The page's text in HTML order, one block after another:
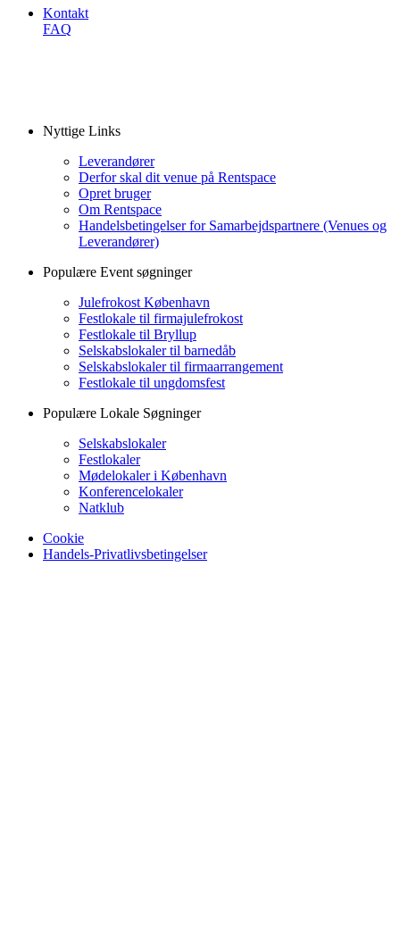
Kontakt
FAQ
Nyttige Links
Leverandører
Derfor skal dit venue på Rentspace
Opret bruger
Om Rentspace
Handelsbetingelser for Samarbejdspartnere (Venues og
Leverandører)
Populære Event søgninger
Julefrokost København
Festlokale til firmajulefrokost
Festlokale til Bryllup
Selskabslokaler til barnedåb
Selskabslokaler til firmaarrangement
Festlokale til ungdomsfest
Populære Lokale Søgninger
Selskabslokaler
Festlokaler
Mødelokaler i København
Konferencelokaler
Natklub
Cookie
Handels-Privatlivsbetingelser